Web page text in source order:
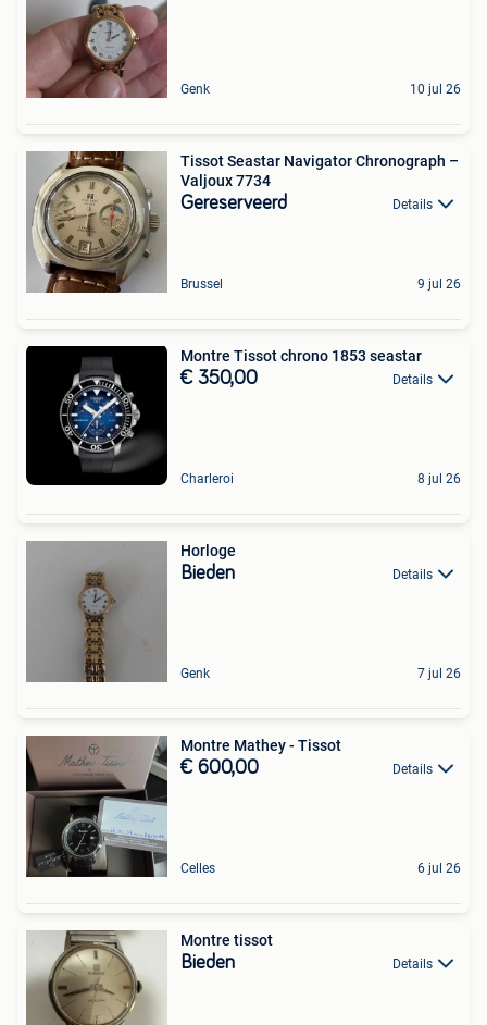
Genk 10 jul 26
Tissot Seastar Navigator Chronograph –
Valjoux 7734
Gereserveerd Details
Brussel 9 jul 26
Montre Tissot chrono 1853 seastar
€ 350,00 Details
Charleroi 8 jul 26
Horloge
Bieden Details
Genk 7 jul 26
Montre Mathey - Tissot
€ 600,00 Details
Celles 6 jul 26
Montre tissot
Bieden Details